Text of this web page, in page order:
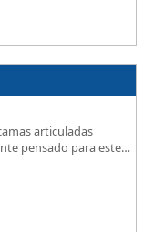
articuladas
pensado para este